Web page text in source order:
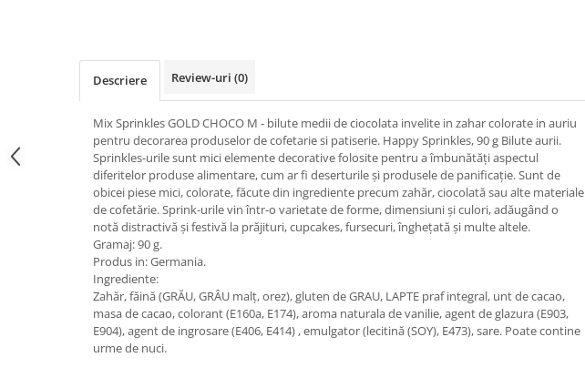
Descriere Review-uri (0)
Mix Sprinkles GOLD CHOCO M - bilute medii de ciocolata invelite in zahar colorate in auriu
pentru decorarea produselor de cofetarie si patiserie. Happy Sprinkles, 90 g Bilute aurii.
Sprinkles-urile sunt mici elemente decorative folosite pentru a îmbunătăți aspectul
diferitelor produse alimentare, cum ar fi deserturile și produsele de panificație. Sunt de
obicei piese mici, colorate, făcute din ingrediente precum zahăr, ciocolată sau alte materiale
de cofetărie. Sprink-urile vin într-o varietate de forme, dimensiuni și culori, adăugând o
notă distractivă și festivă la prăjituri, cupcakes, fursecuri, înghețată și multe altele.
Gramaj: 90 g.
Produs in: Germania.
Ingrediente:
Zahăr, făină (GRĂU, GRÂU malț, orez), gluten de GRAU, LAPTE praf integral, unt de cacao,
masa de cacao, colorant (E160a, E174), aroma naturala de vanilie, agent de glazura (E903,
E904), agent de ingrosare (E406, E414) , emulgator (lecitină (SOY), E473), sare. Poate contine
urme de nuci.